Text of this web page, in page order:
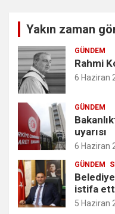
Yakın zaman
GÜNDEM
Rahmi
6 Haziran
GÜNDEM
uyarısı
6 Haziran
GÜNDEM
istifa
5 Haziran